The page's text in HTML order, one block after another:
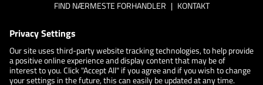
FIND NÆRMESTE FORHANDLER | KONTAKT